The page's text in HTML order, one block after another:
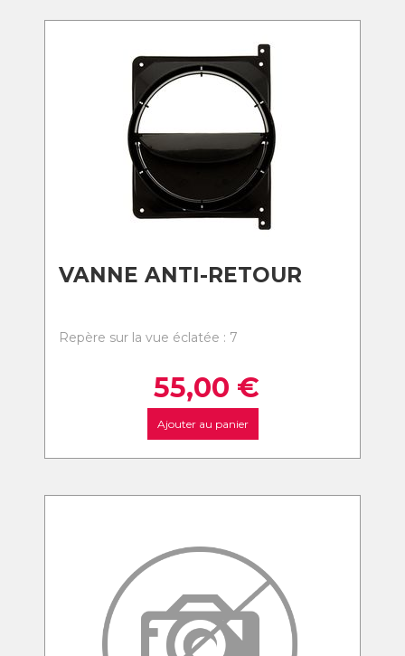
VANNE ANTI-RETOUR
Repère sur la vue éclatée : 7
55,00 €
Ajouter au panier